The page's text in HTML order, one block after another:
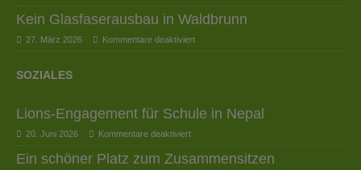
Kein Glasfaserausbau in Waldbrunn
27. März 2026 Kommentare deaktiviert
SOZIALES
Lions-Engagement für Schule in Nepal
20. Juni 2026 Kommentare deaktiviert
Ein schöner Platz zum Zusammensitzen